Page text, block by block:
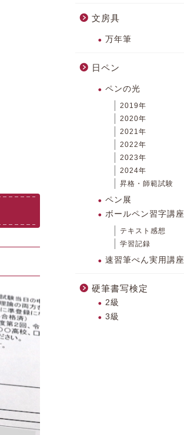
文房具
万年筆
日ペン
ペンの光
2019年
2020年
2021年
2022年
2023年
2024年
昇格・師範試験
ペン展
ボールペン習字講座
テキスト感想
学習記録
速習筆ぺん実用講座
硬筆書写検定
2級
3級